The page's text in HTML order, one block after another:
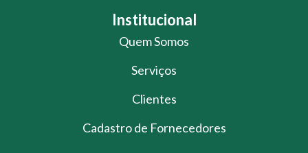
Institucional
Quem Somos
Serviços
Clientes
Cadastro de Fornecedores